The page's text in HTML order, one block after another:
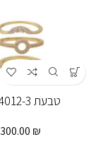
טבעת KSI4012-3
300.00 ₪